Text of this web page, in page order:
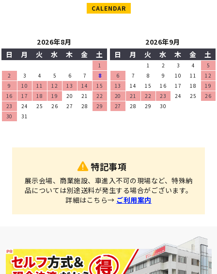
CALENDAR
2026年8月
日
月 火 水 木 金 土
1
2
3 4 5 6 7
8
9
10 11 12 13 14
15
16
17 18 19 20 21
22
23
24 25 26 27 28
29
30
31
2026年9月
日
月 火 水 木 金 土
1 2 3 4
5
6
7 8 9 10 11
12
13
14 15 16 17 18
19
20
21 22 23 24 25
26
27
28 29 30
特記事項
展示会場、商業施設、車進入不可の現場など、特殊納
品については別途送料が発生する場合がございます。
詳細はこちら→ ご利用案内